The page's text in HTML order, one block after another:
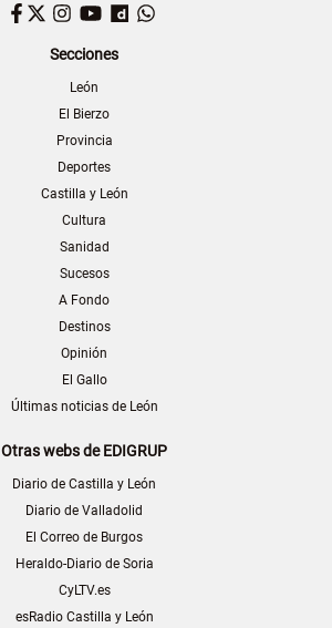
Facebook
TwitterInstagram
YouTubeDailymotion
Secciones
León
El Bierzo
Provincia
Deportes
Castilla y León
Cultura
Sanidad
Sucesos
A Fondo
Destinos
Opinión
El Gallo
Últimas noticias de León
Otras webs de EDIGRUP
Diario de Castilla y León
Diario de Valladolid
El Correo de Burgos
Heraldo-Diario de Soria
CyLTV.es
esRadio Castilla y León